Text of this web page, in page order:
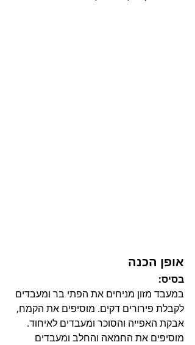
אופן הכנה
בסיס:
במעבד מזון מניחים את הפתי בר ומעבדים
לקבלת פירורים דקים. מוסיפים את הקמח,
אבקת האפייה והסוכר ומעבדים לאיחוד.
מוסיפים את החמאה והחלב ומעבדים